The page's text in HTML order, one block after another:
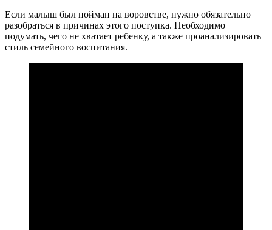
Если малыш был пойман на воровстве, нужно обязательно
разобраться в причинах этого поступка. Необходимо
подумать, чего не хватает ребенку, а также проанализировать
стиль семейного воспитания.